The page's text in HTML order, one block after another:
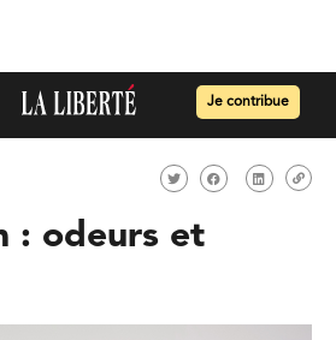
Je contribue
: odeurs et